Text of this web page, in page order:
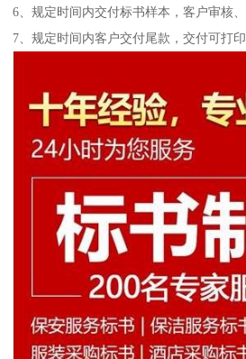
6、规定时间内交付标书样本，客户审核
7、规定时间内客户交付尾款，交付可打